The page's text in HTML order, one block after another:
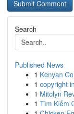
Search
Published News
1 Kenyan
1 copyright
1 Mitolyn
1 Tìm Kiếm